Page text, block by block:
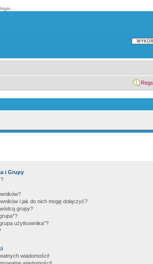
i Grupy
i jak do nich mogę dołączyć?
grupy?
użytkownika"?
wiadomości!